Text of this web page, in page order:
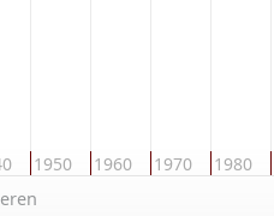
1950 1960 1970 1980